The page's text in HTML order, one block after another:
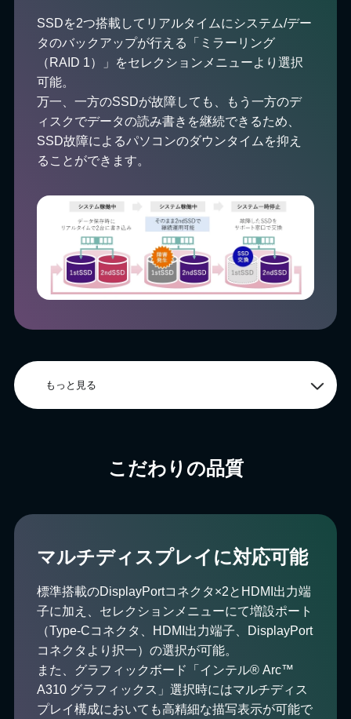
SSDを2つ搭載してリアルタイムにシステム/デー
タのバックアップが行える「ミラーリング
（RAID 1）」をセレクションメニューより選択
可能。
万一、一方のSSDが故障しても、もう一方のデ
ィスクでデータの読み書きを継続できるため、
SSD故障によるパソコンのダウンタイムを抑え
ることができます。
もっと見る
こだわりの品質
マルチディスプレイに対応可能
標準搭載のDisplayPortコネクタ×2とHDMI出力端
子に加え、セレクションメニューにて増設ポート
（Type-Cコネクタ、HDMI出力端子、DisplayPort
コネクタより択一）の選択が可能。
また、グラフィックボード「インテル® Arc™
A310 グラフィックス」選択時にはマルチディス
プレイ構成においても高精細な描写表示が可能で